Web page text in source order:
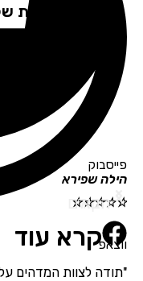
פייסבוק
ווצאפ
לקוחות
הילה שפירא
☆
☆
☆
☆
☆
קרא עוד
"תודה לצוות המדהים
הקודם
הבא